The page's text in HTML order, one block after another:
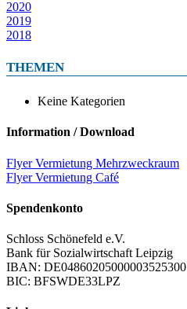
2020
2019
2018
THEMEN
Keine Kategorien
Information / Download
Flyer Vermietung Mehrzweckraum
Flyer Vermietung Café
Spendenkonto
Schloss Schönefeld e.V.
Bank für Sozialwirtschaft Leipzig
IBAN: DE04860205000003525300
BIC: BFSWDE33LPZ